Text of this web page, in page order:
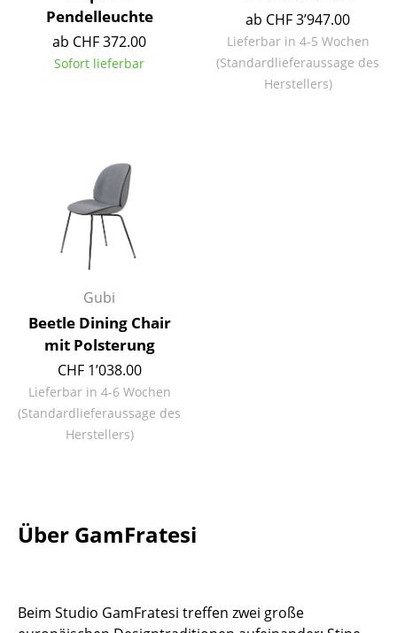
Bücherregale
Wandregale
Barmöbel
Garderoben
Kleinaufbewahrung
Einzelteile
... alle Aufbewahrungsmöbel
Licht
Hängeleuchten & Deckenleuchten
Tischleuchten
Bodenleuchten
Outdoor-Leuchten
Pendelleuchte
ab CHF 372.00
Sofort lieferbar
ab CHF 3’947.00
Lieferbar in 4-5 Wochen
(Standardlieferaussage des
Herstellers)
Gubi
Beetle Dining Chair
mit Polsterung
CHF 1’038.00
Lieferbar in 4-6 Wochen
(Standardlieferaussage des
Herstellers)
Über GamFratesi
Beim Studio GamFratesi treffen zwei große